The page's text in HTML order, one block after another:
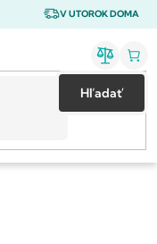
V UTOROK DOMA
Hľadať